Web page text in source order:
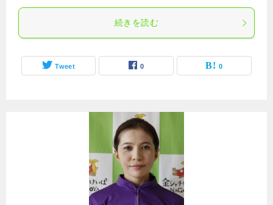
続きを読む
Tweet 0 0